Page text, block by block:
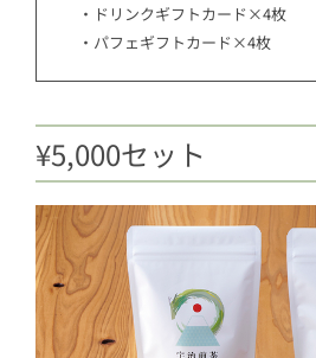
・ドリンクギフトカード×4枚
・パフェギフトカード×4枚
¥5,000セット